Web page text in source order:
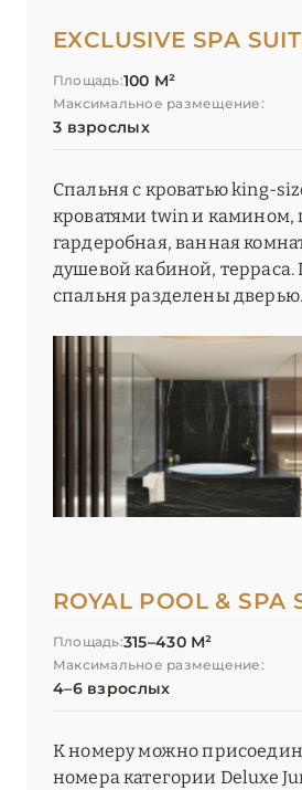
EXCLUSIVE SPA
Площадь:100 М²
Максимальное размещение:
3 взрослых
Спальня с кроватью king-
кроватями twin и камином,
гардеробная, ванная
душевой кабиной, терраса.
спальня разделены
ROYAL POOL & SPA
Площадь:315–430 М²
Максимальное размещение:
4–6 взрослых
К номеру можно
номера категории Deluxe